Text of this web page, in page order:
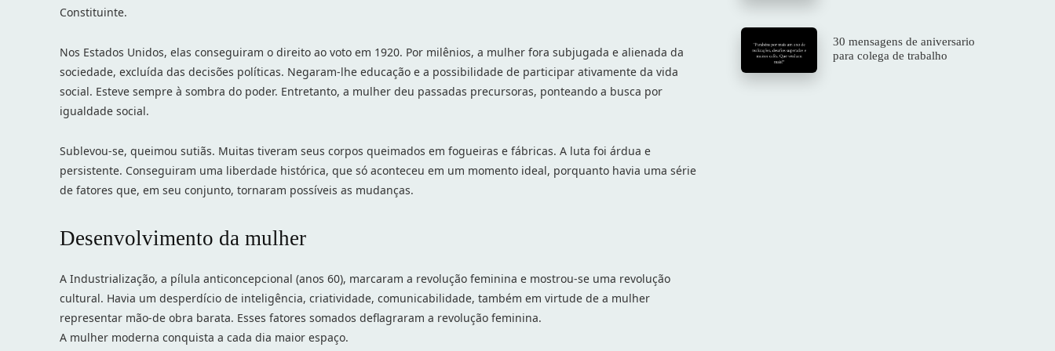
Constituinte.
Nos Estados Unidos, elas conseguiram o direito ao voto em 1920. Por milênios, a mulher fora subjugada e alienada da
sociedade, excluída das decisões políticas. Negaram-lhe educação e a possibilidade de participar ativamente da vida
social. Esteve sempre à sombra do poder. Entretanto, a mulher deu passadas precursoras, ponteando a busca por
igualdade social.
Sublevou-se, queimou sutiãs. Muitas tiveram seus corpos queimados em fogueiras e fábricas. A luta foi árdua e
persistente. Conseguiram uma liberdade histórica, que só aconteceu em um momento ideal, porquanto havia uma série
de fatores que, em seu conjunto, tornaram possíveis as mudanças.
Desenvolvimento da mulher
A Industrialização, a pílula anticoncepcional (anos 60), marcaram a revolução feminina e mostrou-se uma revolução
cultural. Havia um desperdício de inteligência, criatividade, comunicabilidade, também em virtude de a mulher
representar mão-de obra barata. Esses fatores somados deflagraram a revolução feminina.
A mulher moderna conquista a cada dia maior espaço.
30 mensagens de aniversario
para colega de trabalho